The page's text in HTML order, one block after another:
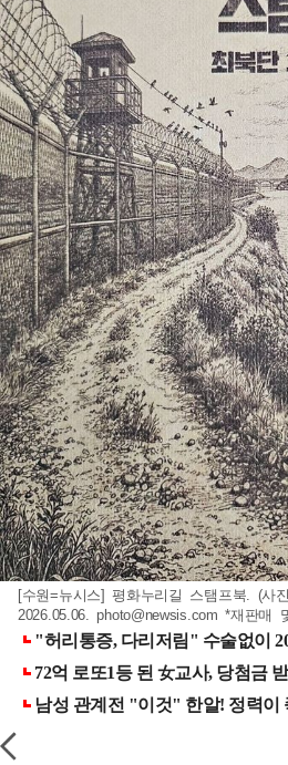
[수원=뉴시스] 평화누리길 스탬프북. (사
2026.05.06.photo@newsis.com *재판매